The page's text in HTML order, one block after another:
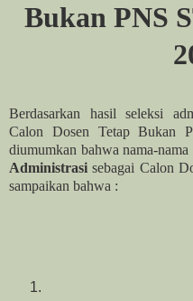
Bukan PNS
Berdasarkan hasil seleksi
Calon Dosen Tetap Bukan
diumumkan bahwa nama-
Administrasi sebagai Calon
sampaikan bahwa :